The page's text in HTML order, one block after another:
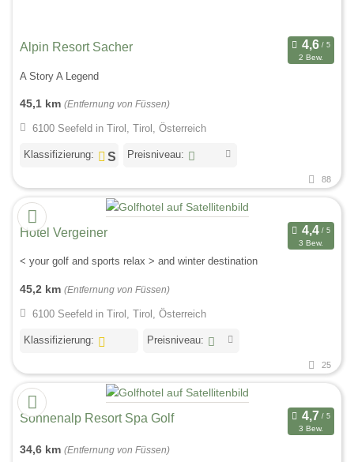
Alpin Resort Sacher
2 Bew.
A Story A Legend
45,1 km (Entfernung von Füssen)
6100 Seefeld in Tirol, Tirol, Österreich
Klassifizierung: Preisniveau:
88
Hotel Vergeiner
3 Bew.
< your golf and sports relax > and winter destination
45,2 km (Entfernung von Füssen)
6100 Seefeld in Tirol, Tirol, Österreich
Klassifizierung: Preisniveau:
25
Sonnenalp Resort Spa Golf
3 Bew.
34,6 km (Entfernung von Füssen)